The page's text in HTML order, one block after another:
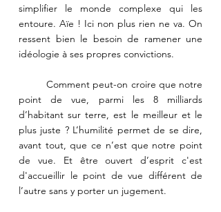
simplifier le monde complexe qui les
entoure. Aïe ! Ici non plus rien ne va. On
ressent bien le besoin de ramener une
idéologie à ses propres convictions.
	Comment peut-on croire que notre
point de vue, parmi les 8 milliards
d’habitant sur terre, est le meilleur et le
plus juste ? L’humilité permet de se dire,
avant tout, que ce n’est que notre point
de vue. Et être ouvert d’esprit c'est
d'accueillir le point de vue différent de
l’autre sans y porter un jugement.